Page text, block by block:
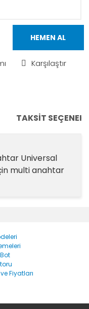
HEMEN AL
Karşılaştır
TAKSIT
Universal
multi anahtar
bulunuyor.